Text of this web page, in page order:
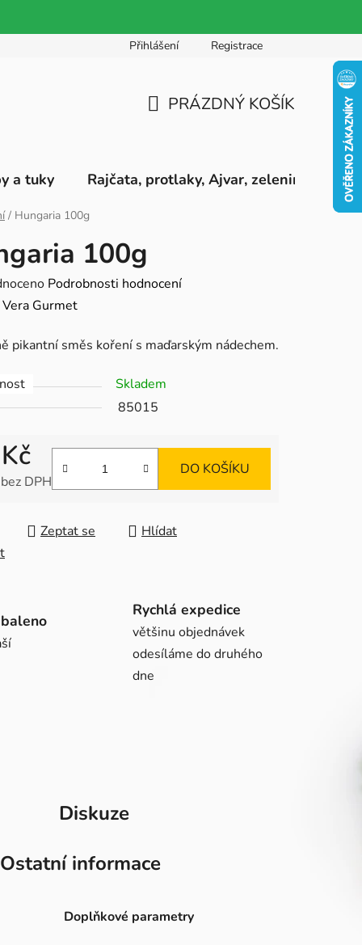
Přihlášení Registrace
PRÁZDNÝ KOŠÍK
a tuky Rajčata, protlaky, Ajvar, zeleninová pyré
/ Hungaria 100g
100g
Podrobnosti hodnocení
Vera Gurmet
pikantní směs koření s maďarským nádechem.
Skladem
85015
DPH
DO KOŠÍKU
Zeptat se
Hlídat
Rychlá expedice
většinu objednávek
odesíláme do druhého
dne
Diskuze
Ostatní informace
Doplňkové parametry